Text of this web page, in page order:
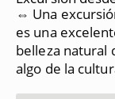
⇔ Una
es una
belleza natural
algo de la